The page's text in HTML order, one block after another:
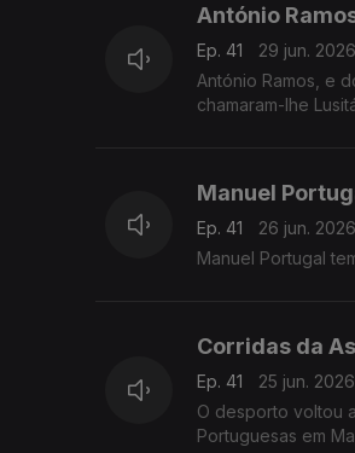
António
Ep. 41
29 jun. 2026
António Ramos, e
chamaram-lhe
Manuel
Ep. 41
26 jun. 2026
Manuel Portugal
Corridas da
Ep. 41
25 jun. 2026
O desporto voltou
Portuguesas em